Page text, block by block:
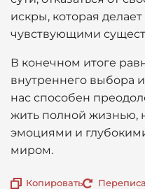
искры, которая
чувствующими
В конечном итоге
внутреннего выбора
нас способен
жить полной жизнью,
эмоциями и
миром.
Копировать